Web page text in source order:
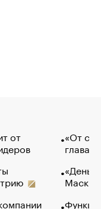
от
«От
глава
Маск в